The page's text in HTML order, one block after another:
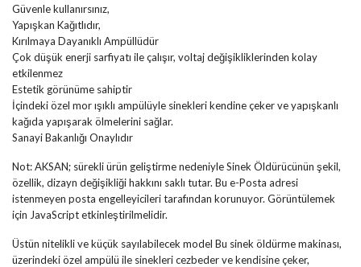
Güvenle kullanırsınız,
Yapışkan Kağıtlıdır,
Kırılmaya Dayanıklı Ampüllüdür
Çok düşük enerji sarfiyatı ile çalışır, voltaj değişikliklerinden kolay
etkilenmez
Estetik görünüme sahiptir
İçindeki özel mor ışıklı ampülüyle sinekleri kendine çeker ve yapışkanlı
kağıda yapışarak ölmelerini sağlar.
Sanayi Bakanlığı Onaylıdır
Not: AKSAN; sürekli ürün geliştirme nedeniyle Sinek Öldürücünün şekil,
özellik, dizayn değişikliği hakkını saklı tutar. Bu e-Posta adresi
istenmeyen posta engelleyicileri tarafından korunuyor. Görüntülemek
için JavaScript etkinleştirilmelidir.
Üstün nitelikli ve küçük sayılabilecek model Bu sinek öldürme makinası,
üzerindeki özel ampülü ile sinekleri cezbeder ve kendisine çeker,